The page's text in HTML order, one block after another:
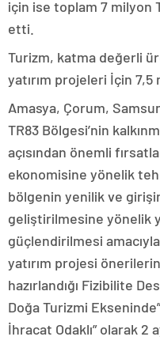
için ise toplam 7 milyon
etti.
Turizm, katma değerli
yatırım projeleri İçin 7,5
Amasya, Çorum,
TR83 Bölgesi’nin
açısından önemli
ekonomisine yönelik
bölgenin yenilik ve
geliştirilmesine yönelik
güçlendirilmesi
yatırım projesi
hazırlandığı Fizibilite
Doğa Turizmi
İhracat Odaklı” olarak 2